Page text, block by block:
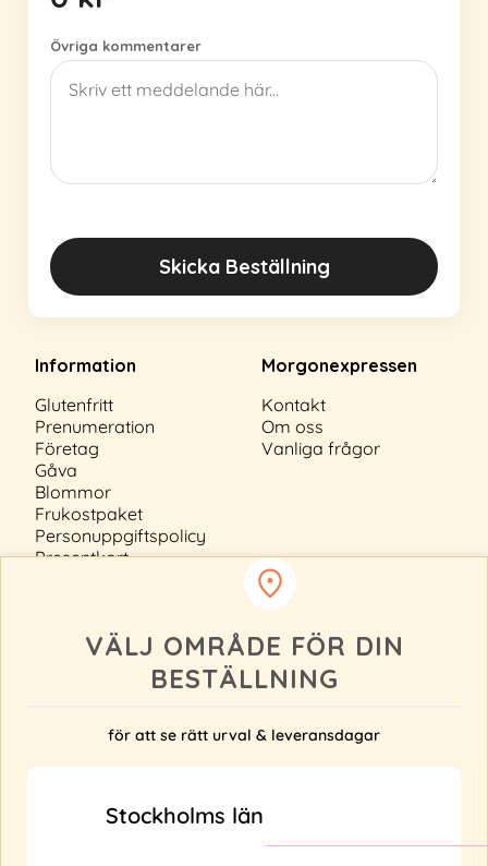
Övriga kommentarer
Skicka Beställning
VÄLJ OMRÅDE FÖR DIN
BESTÄLLNING
för att se rätt urval & leveransdagar
Stockholms län
Information
Glutenfritt
Prenumeration
Företag
Gåva
Blommor
Frukostpaket
Personuppgiftspolicy
Presentkort
Morgonexpressen
Kontakt
Om oss
Vanliga frågor
Anmäl ditt intresse
Fyll i din e-post nedan så får du uppdateringar när
vi bl.a. utökar vårt leveransområde.